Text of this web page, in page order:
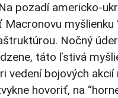
pozadí americko-
Nočný
táto ľstivá
vedení bojových
hovoriť, na